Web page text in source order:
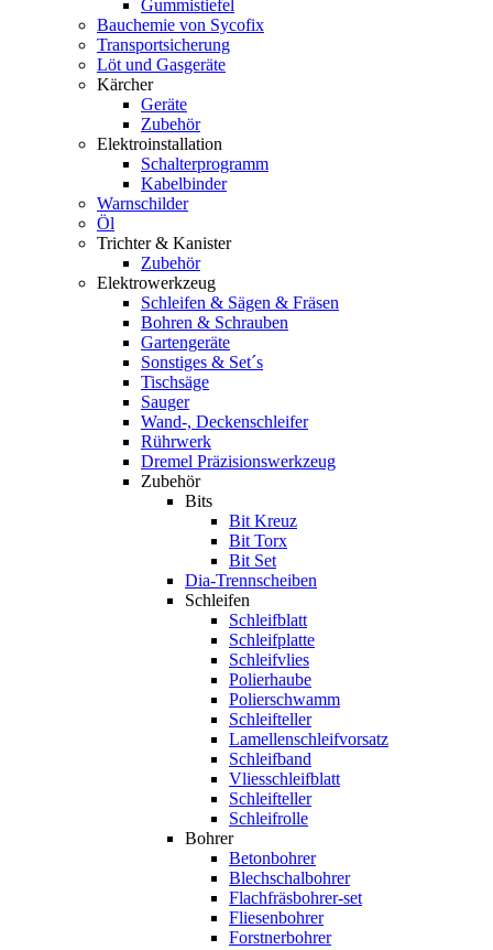
Gummistiefel
Bauchemie von Sycofix
Transportsicherung
Löt und Gasgeräte
Kärcher
Geräte
Zubehör
Elektroinstallation
Schalterprogramm
Kabelbinder
Warnschilder
Öl
Trichter & Kanister
Zubehör
Elektrowerkzeug
Schleifen & Sägen & Fräsen
Bohren & Schrauben
Gartengeräte
Sonstiges & Set´s
Tischsäge
Sauger
Wand-, Deckenschleifer
Rührwerk
Dremel Präzisionswerkzeug
Zubehör
Bits
Bit Kreuz
Bit Torx
Bit Set
Dia-Trennscheiben
Schleifen
Schleifblatt
Schleifplatte
Schleifvlies
Polierhaube
Polierschwamm
Schleifteller
Lamellenschleifvorsatz
Schleifband
Vliesschleifblatt
Schleifteller
Schleifrolle
Bohrer
Betonbohrer
Blechschalbohrer
Flachfräsbohrer-set
Fliesenbohrer
Forstnerbohrer